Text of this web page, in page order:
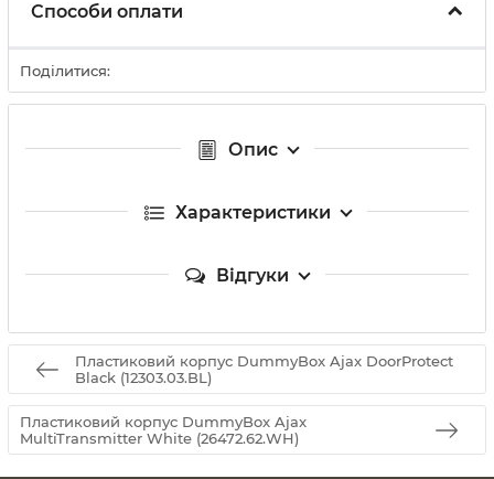
Способи оплати
Поділитися:
Опис
Характеристики
Відгуки
Пластиковий корпус DummyBox Ajax DoorProtect
Black (12303.03.BL)
Пластиковий корпус DummyBox Ajax
MultiTransmitter White (26472.62.WH)